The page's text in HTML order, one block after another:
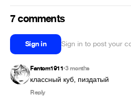
7 comments
Sign in Sign in to post your
Fantom1911•3 months
классный куб, пиздатый
Reply